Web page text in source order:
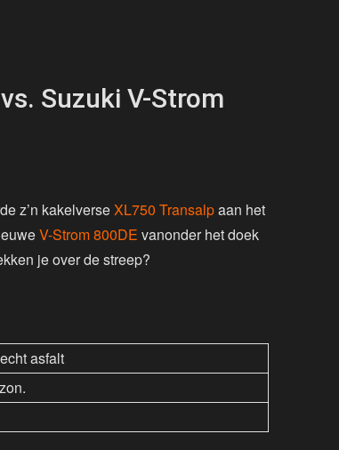
Suzuki V-Strom
z’n kakelverseXL750 Transalpaan het
V-Strom 800DE vanonder het doek
je over de streep?
asfalt